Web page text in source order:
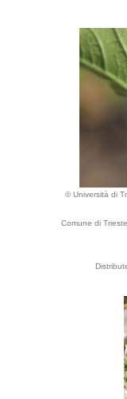
© Università di
Comune di